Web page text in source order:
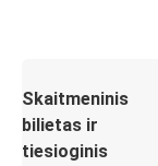
Skaitmeninis
bilietas ir
tiesioginis